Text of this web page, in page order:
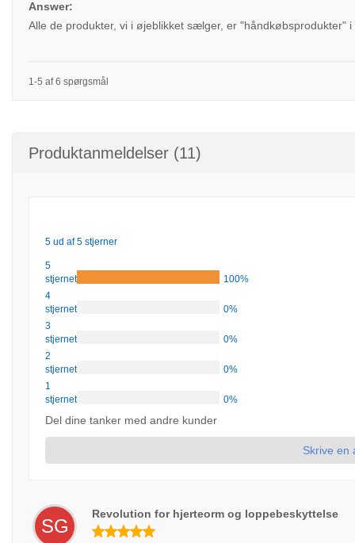
Answer:
Alle de produkter, vi i øjeblikket sælger, er
1-5 af 6 spørgsmål
Produktanmeldelser (11)
5 ud af 5 stjerner
5
stjernet
100%
4
stjernet
0%
3
stjernet
0%
2
stjernet
0%
1
stjernet
0%
Del dine tanker med andre kunder
Skrive en
SG
Revolution for hjerteorm og loppebeskyttelse